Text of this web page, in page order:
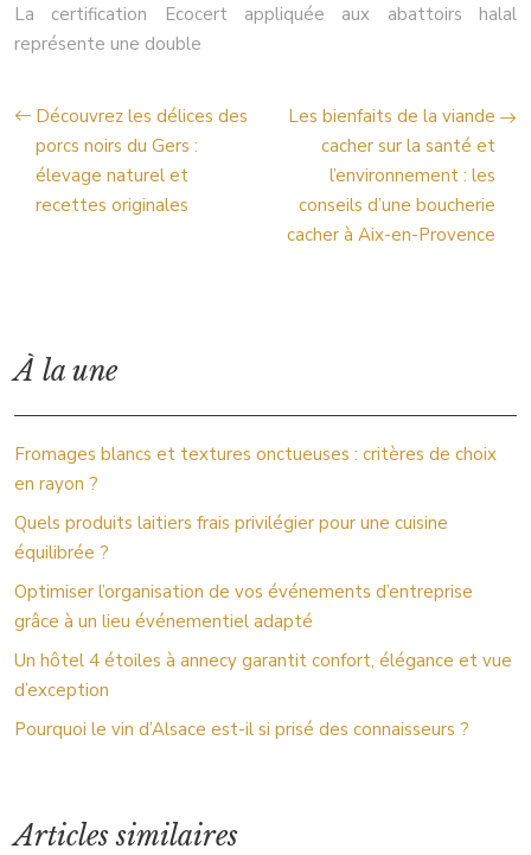
La certification Ecocert appliquée aux abattoirs halal
représente une double
Découvrez les délices des
porcs noirs du Gers :
élevage naturel et
recettes originales
Les bienfaits de la viande
cacher sur la santé et
l’environnement : les
conseils d’une boucherie
cacher à Aix-en-Provence
À la une
Fromages blancs et textures onctueuses : critères de choix
en rayon ?
Quels produits laitiers frais privilégier pour une cuisine
équilibrée ?
Optimiser l’organisation de vos événements d’entreprise
grâce à un lieu événementiel adapté
Un hôtel 4 étoiles à annecy garantit confort, élégance et vue
d’exception
Pourquoi le vin d’Alsace est-il si prisé des connaisseurs ?
Articles similaires